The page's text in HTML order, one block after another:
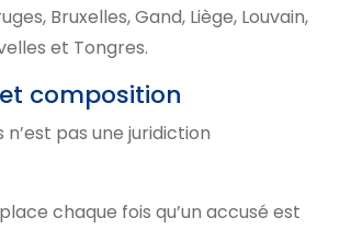
Bruxelles, Gand, Liège, Louvain,
et Tongres.
composition
n’est pas une juridiction
chaque fois qu’un accusé est